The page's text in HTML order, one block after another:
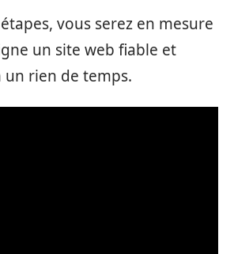
vous serez en mesure
un site web fiable et
rien de temps.